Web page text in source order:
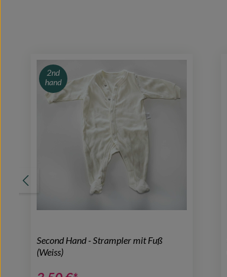
2nd
hand
Second Hand - Strampler mit Fuß
(Weiss)